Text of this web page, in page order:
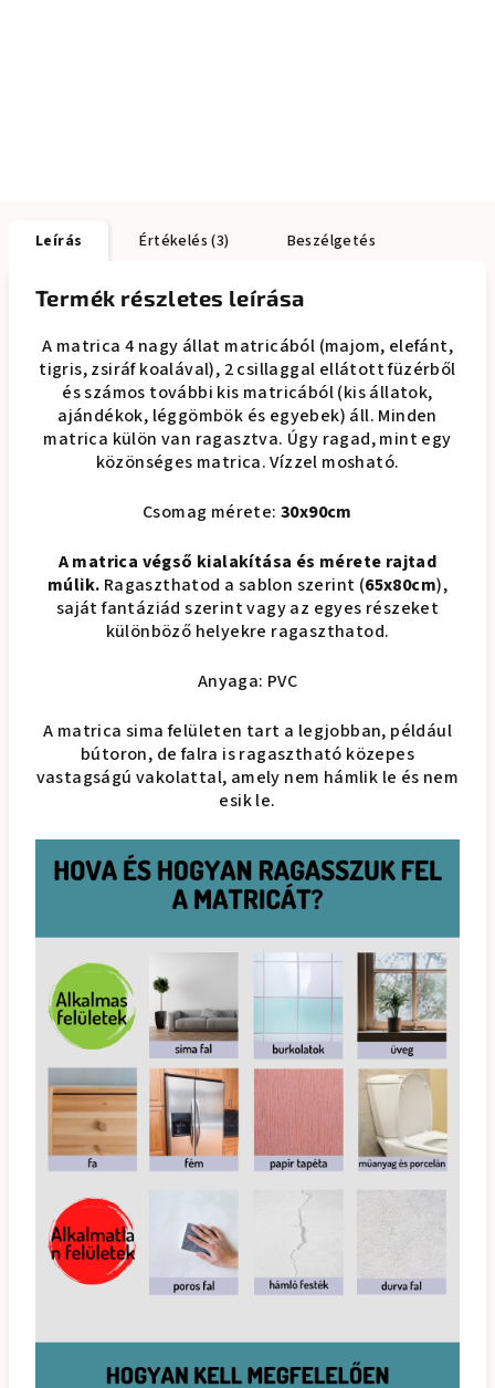
Leírás Értékelés (3) Beszélgetés
Termék részletes leírása
A matrica 4 nagy állat matricából (majom, elefánt,
tigris, zsiráf koalával), 2 csillaggal ellátott füzérből
és számos további kis matricából (kis állatok,
ajándékok, léggömbök és egyebek) áll. Minden
matrica külön van ragasztva. Úgy ragad, mint egy
közönséges matrica. Vízzel mosható.
Csomag mérete:30x90cm
A matrica végső kialakítása és mérete rajtad
múlik. Ragaszthatod a sablon szerint (65x80cm),
saját fantáziád szerint vagy az egyes részeket
különböző helyekre ragaszthatod.
Anyaga: PVC
A matrica sima felületen tart a legjobban, például
bútoron, de falra is ragasztható közepes
vastagságú vakolattal, amely nem hámlik le és nem
esik le.